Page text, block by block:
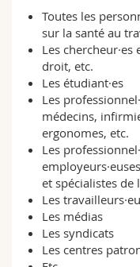
MyUnifr
Toutes les
sur la santé au
Les
droit, etc.
Les étudiant·es
Les
médecins,
ergonomes, etc.
Les
et spécialistes de
Les
Les médias
Les syndicats
Les centres